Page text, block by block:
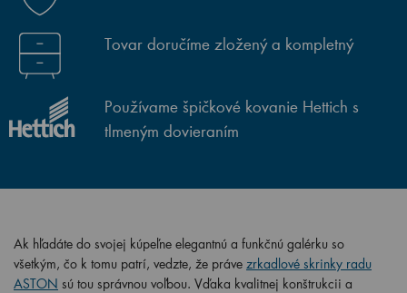
Tovar doručíme zložený a kompletný
Používame špičkové kovanie Hettich s
tlmeným dovieraním
Ak hľadáte do svojej kúpeľne elegantnú a funkčnú galérku so
všetkým, čo k tomu patrí, vedzte, že práve zrkadlové skrinky radu
ASTON sú tou správnou voľbou. Vďaka kvalitnej konštrukcii a